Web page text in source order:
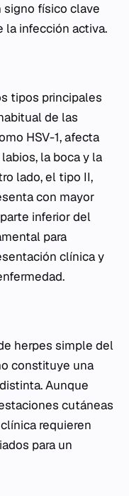
signo físico clave
la infección activa.
tipos principales
de las
HSV-1, afecta
la boca y la
lado, el tipo II,
con mayor
inferior del
para
clínica y
herpes simple del
constituye una
Aunque
cutáneas
requieren
para un